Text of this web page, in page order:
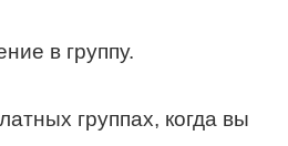
в группу.
группах, когда вы